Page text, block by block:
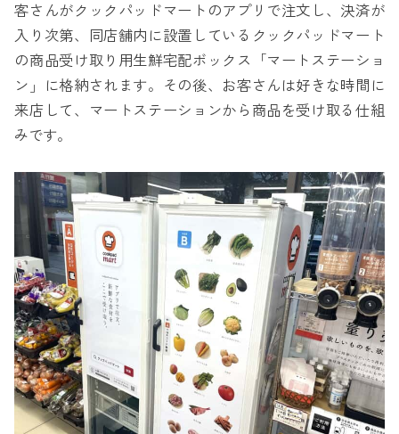
客さんがクックパッドマートのアプリで注文し、決済が
入り次第、同店舗内に設置しているクックパッドマート
の商品受け取り用生鮮宅配ボックス「マートステーショ
ン」に格納されます。その後、お客さんは好きな時間に
来店して、マートステーションから商品を受け取る仕組
みです。